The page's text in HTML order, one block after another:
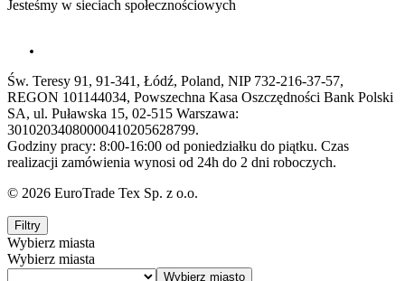
Jesteśmy w sieciach społecznościowych
Św. Teresy 91, 91-341, Łódź, Poland, NIP 732-216-37-57,
REGON 101144034, Powszechna Kasa Oszczędności Bank Polski
SA, ul. Puławska 15, 02-515 Warszawa:
30102034080000410205628799.
Godziny pracy: 8:00-16:00 od poniedziałku do piątku. Czas
realizacji zamówienia wynosi od 24h do 2 dni roboczych.
© 2026 EuroTrade Tex Sp. z o.o.
Filtry
Wybierz miasta
Wybierz miasta